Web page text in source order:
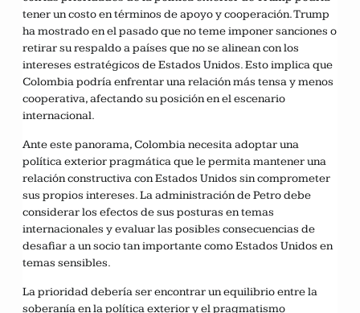
tener un costo en términos de apoyo y cooperación. Trump
ha mostrado en el pasado que no teme imponer sanciones o
retirar su respaldo a países que no se alinean con los
intereses estratégicos de Estados Unidos. Esto implica que
Colombia podría enfrentar una relación más tensa y menos
cooperativa, afectando su posición en el escenario
internacional.
Ante este panorama, Colombia necesita adoptar una
política exterior pragmática que le permita mantener una
relación constructiva con Estados Unidos sin comprometer
sus propios intereses. La administración de Petro debe
considerar los efectos de sus posturas en temas
internacionales y evaluar las posibles consecuencias de
desafiar a un socio tan importante como Estados Unidos en
temas sensibles.
La prioridad debería ser encontrar un equilibrio entre la
soberanía en la política exterior y el pragmatismo